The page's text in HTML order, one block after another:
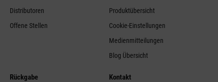
Distributoren
Offene Stellen
Produktübersicht
Cookie-Einstellungen
Medienmitteilungen
Blog Übersicht
Rückgabe Kontakt